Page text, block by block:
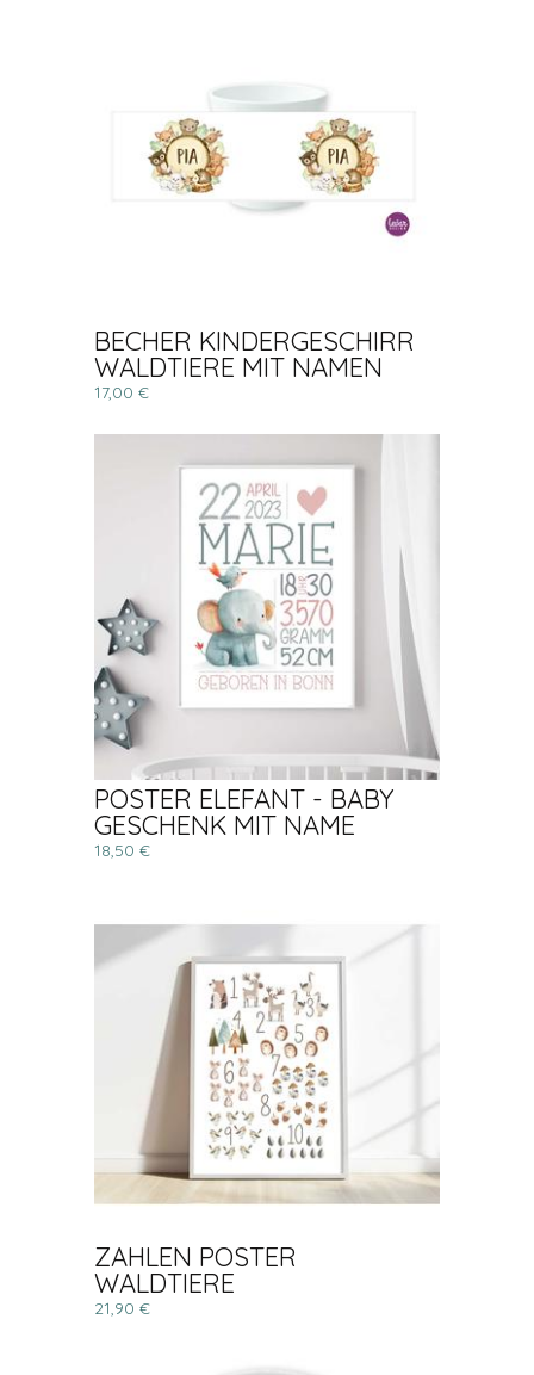
BECHER KINDERGESCHIRR
WALDTIERE MIT NAMEN
17,00 €
POSTER ELEFANT - BABY
GESCHENK MIT NAME
18,50 €
ZAHLEN POSTER
WALDTIERE
21,90 €